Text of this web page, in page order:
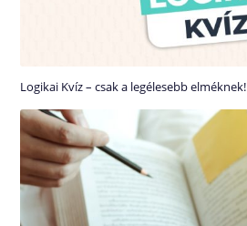
Logikai Kvíz – csak a legélesebb elméknek!